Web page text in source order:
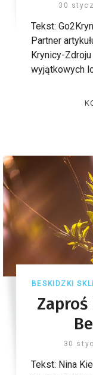
30
Tekst:
Partner
Krynicy-
wyjątkowych
BESKIDZKI
30
Tekst: Nina